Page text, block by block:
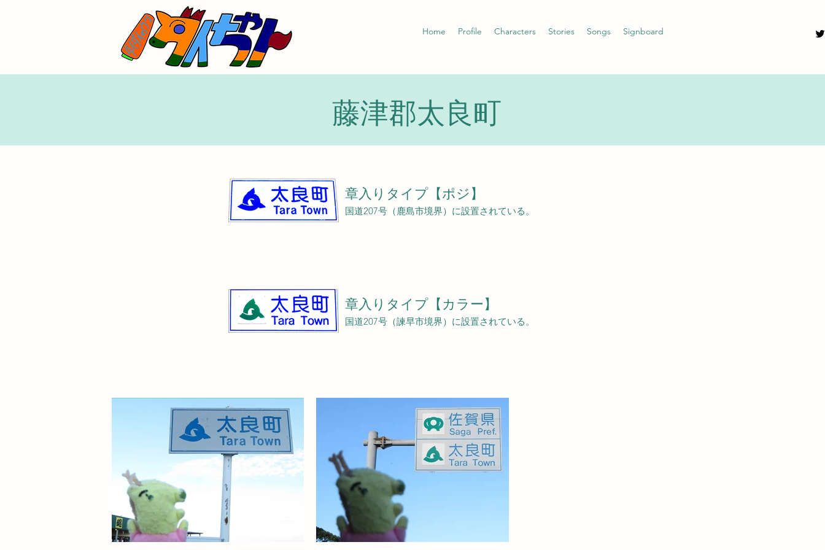
Home Profile Characters Stories Songs Signboard
藤津郡太良町
章入りタイプ【ポジ】
国道207号（鹿島市境界）に設置されている。
章入りタイプ【カラー】
国道207号（諫早市境界）に設置されている。